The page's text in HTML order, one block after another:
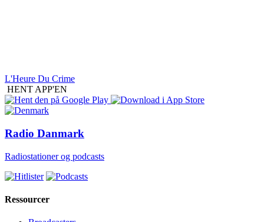
L'Heure Du Crime
HENT APP'EN
Radio Danmark
Radiostationer og podcasts
Ressourcer